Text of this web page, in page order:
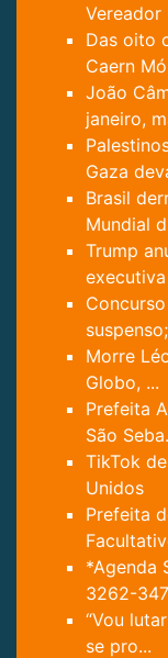
Vereador
Das oito
Caern
João
janeiro,
Gaza
Brasil
Mundial
Trump
Morre
Globo, ...
Prefeita
São
TikTok
Unidos
Prefeita
*Agenda
3262-
“Vou
se pro...